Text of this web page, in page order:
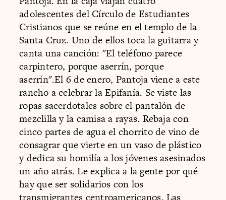
adolescentes del Círculo de Estudiantes
Cristianos que se reúne en el templo de la
Santa Cruz. Uno de ellos toca la guitarra y
canta una canción: "El teléfono parece
carpintero, porque aserrín, porque
aserrín".El 6 de enero, Pantoja viene a este
rancho a celebrar la Epifanía. Se viste las
ropas sacerdotales sobre el pantalón de
mezclilla y la camisa a rayas. Rebaja con
cinco partes de agua el chorrito de vino de
consagrar que vierte en un vaso de plástico
y dedica su homilía a los jóvenes asesinados
un año atrás. Le explica a la gente por qué
hay que ser solidarios con los